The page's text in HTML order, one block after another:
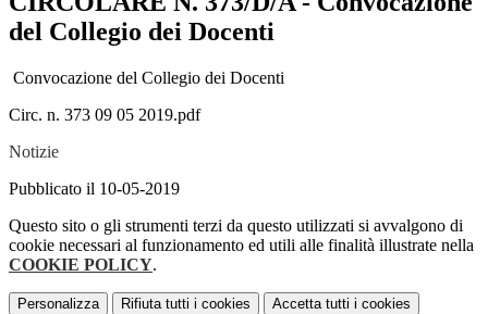
del Collegio dei Docenti
Convocazione del Collegio dei Docenti
Circ. n. 373 09 05 2019.pdf
Notizie
Pubblicato il 10-05-2019
Questo sito o gli strumenti terzi da questo utilizzati si avvalgono di
cookie necessari al funzionamento ed utili alle finalità illustrate nella
COOKIE POLICY.
Personalizza Rifiuta tutti i cookies Accetta tutti i cookies